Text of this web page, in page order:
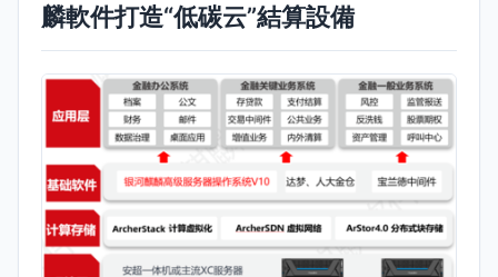
麟軟件打造“低碳云”結算設備